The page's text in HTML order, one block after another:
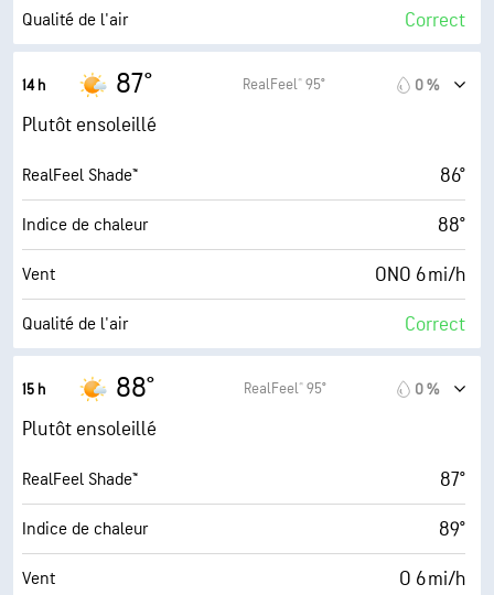
Couverture nuageuse 25 %
Qualité de l'air Correct
Indice UV maximal
Rafales
Humidité 51 %
Point de rosée 66° F
AccuLumen Brightness Index™ 9 (Très forte)
Couverture nuageuse 25 %
14 h 87° RealFeel® 95° 0 %
Plutôt ensoleillé
RealFeel Shade™ 86°
Indice de chaleur 88°
Vent ONO 6 mi/h
Qualité de l'air Correct
Indice UV maximal
Rafales
Humidité 47 %
Point de rosée 65° F
AccuLumen Brightness Index™ 9 (Très forte)
15 h 88° RealFeel® 95° 0 %
Plutôt ensoleillé
RealFeel Shade™ 87°
Indice de chaleur 89°
Vent O 6 mi/h